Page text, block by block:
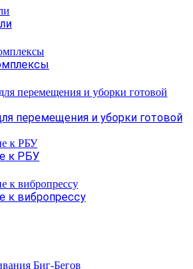
перемещения и уборки готовой
к РБУ
к вибропрессу